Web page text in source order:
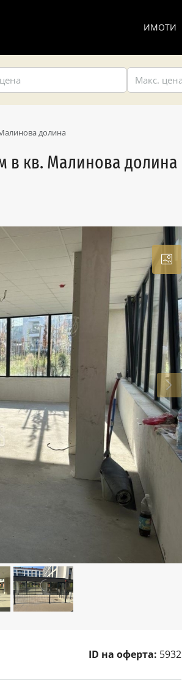
ИМОТИ
долина
в кв. Малинова долина
ID на оферта: 5932